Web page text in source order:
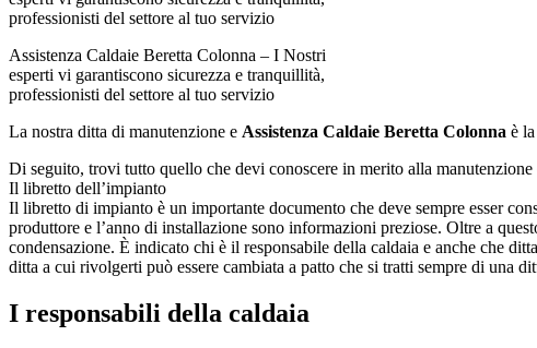
Assistenza Caldaie Beretta Colonna – I Nostri
esperti vi garantiscono sicurezza e tranquillità,
professionisti del settore al tuo servizio
La nostra ditta di manutenzione e Assistenza Caldaie Beretta Colonna è
Di seguito, trovi tutto quello che devi conoscere in merito alla
Il libretto dell’impianto
Il libretto di impianto è un importante documento che deve sempre esser
produttore e l’anno di installazione sono informazioni preziose. Oltre a
condensazione. È indicato chi è il responsabile della caldaia e anche che
ditta a cui rivolgerti può essere cambiata a patto che si tratti sempre di una
I responsabili della caldaia